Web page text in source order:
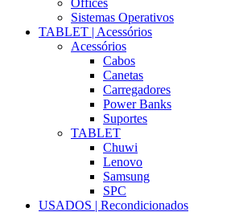
Offices
Sistemas Operativos
TABLET | Acessórios
Acessórios
Cabos
Canetas
Carregadores
Power Banks
Suportes
TABLET
Chuwi
Lenovo
Samsung
SPC
USADOS | Recondicionados